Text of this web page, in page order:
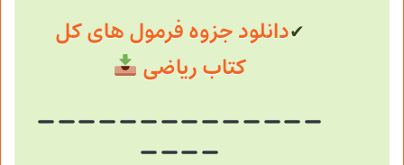
✔دانلود جزوه فرمول های کل
کتاب ریاضی